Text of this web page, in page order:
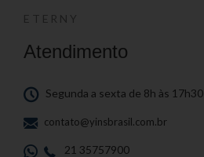
ETERNY
Atendimento
Segunda a sexta de 8h às 17h30
contato@yinsbrasil.com.br
21 35757900